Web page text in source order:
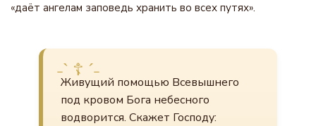
«даёт ангелам заповедь хранить во всех путях».
Живущий помощью Всевышнего
под кровом Бога небесного
водворится. Скажет Господу: